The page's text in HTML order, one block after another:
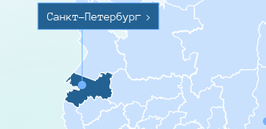
Санкт-Петербург >